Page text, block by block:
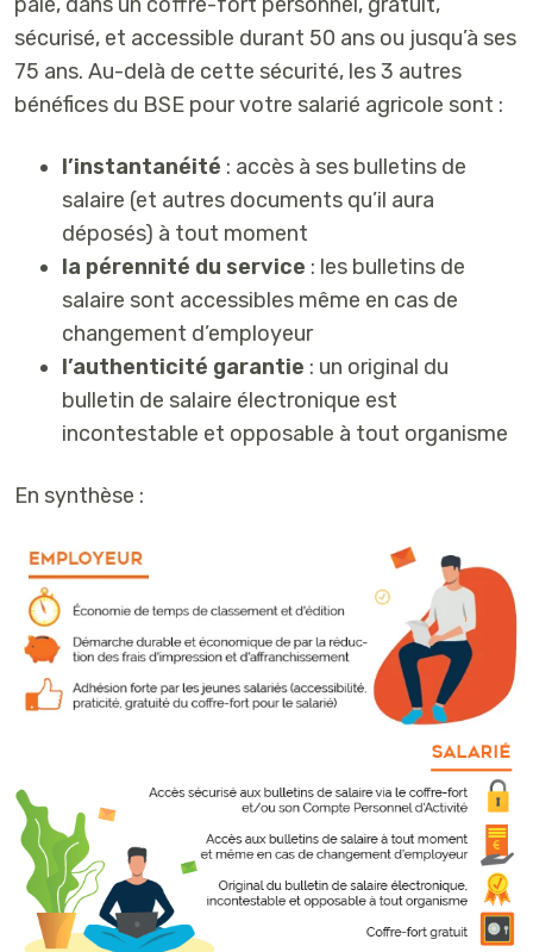
sécurisé, et accessible durant 50 ans ou jusqu’à ses
75 ans. Au-delà de cette sécurité, les 3 autres
bénéfices du BSE pour votre salarié agricole sont :
l’instantanéité : accès à ses bulletins de
salaire (et autres documents qu’il aura
déposés) à tout moment
la pérennité du service : les bulletins de
salaire sont accessibles même en cas de
changement d’employeur
l’authenticité garantie : un original du
bulletin de salaire électronique est
incontestable et opposable à tout organisme
En synthèse :